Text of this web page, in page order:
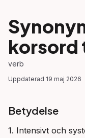
korsord
verb
Uppdaterad 19 maj 2026
Betydelse
1. Intensivt och